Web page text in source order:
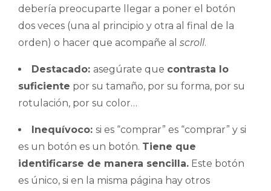
debería preocuparte llegar a poner el botón
dos veces (una al principio y otra al final de la
orden) o hacer que acompañe al scroll.
Destacado: asegúrate que contrasta lo
suficiente por su tamaño, por su forma, por su
rotulación, por su color…
Inequívoco: si es “comprar” es “comprar” y si
es un botón es un botón. Tiene que
identificarse de manera sencilla. Este botón
es único, si en la misma página hay otros